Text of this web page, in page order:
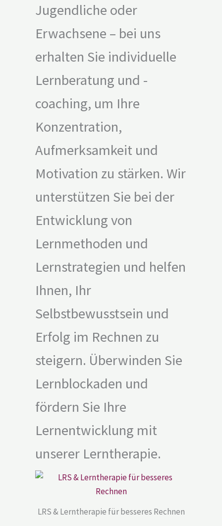
Jugendliche oder
Erwachsene – bei uns
erhalten Sie individuelle
Lernberatung und -
coaching, um Ihre
Konzentration,
Aufmerksamkeit und
Motivation zu stärken. Wir
unterstützen Sie bei der
Entwicklung von
Lernmethoden und
Lernstrategien und helfen
Ihnen, Ihr
Selbstbewusstsein und
Erfolg im Rechnen zu
steigern. Überwinden Sie
Lernblockaden und
fördern Sie Ihre
Lernentwicklung mit
unserer Lerntherapie.
LRS & Lerntherapie für besseres Rechnen